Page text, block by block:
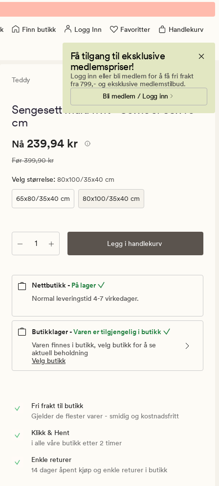
Finn butikk Logg Inn Favoritter Handlekurv
Få tilgang til eksklusive
medlemspriser!
Logg inn eller bli medlem for å få fri frakt
fra 799,- og eksklusive medlemstilbud.
Bli medlem / Logg inn
Teddy
4
en
5
Sengesett multi hvit - 80x100/35x40
cm
Nåværende
239,94
kr.
Vanlig
pris
399,90
Nåværende pris
Nå 239,94 kr
Vanlig pris 399,90 kr
Før399,90 kr
Velg størrelse: 80x100/35x40 cm
65x80/35x40 cm 80x100/35x40 cm
Antall Legg i handlekurv
Nettbutikk - På lager
Normal leveringstid 4-7 virkedager.
Butikklager -Varen er tilgjengelig i butikk
Varen finnes i butikk, velg butikk for å se
aktuell beholdning
Velg butikk
Fri frakt til butikk
Gjelder de flester varer - smidig og kostnadsfritt
Klikk & Hent
i alle våre butikk etter 2 timer
Enkle returer
14 dager åpent kjøp og enkle returer i butikk